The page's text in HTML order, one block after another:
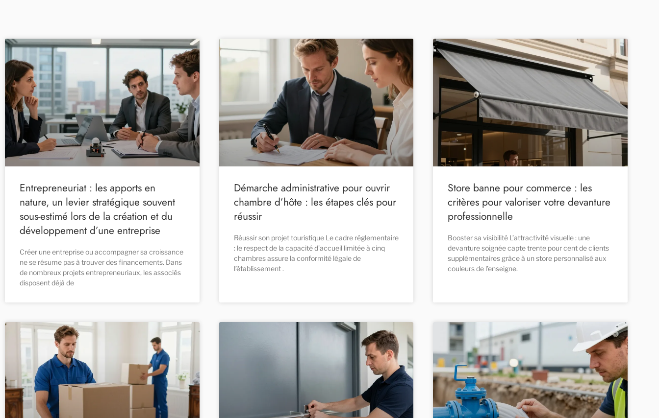
Entrepreneuriat : les apports en
nature, un levier stratégique souvent
sous-estimé lors de la création et du
développement d’une entreprise
Créer une entreprise ou accompagner sa croissance
ne se résume pas à trouver des financements. Dans
de nombreux projets entrepreneuriaux, les associés
disposent déjà de
Démarche administrative pour ouvrir
chambre d’hôte : les étapes clés pour
réussir
Réussir son projet touristique Le cadre réglementaire
: le respect de la capacité d’accueil limitée à cinq
chambres assure la conformité légale de
l’établissement .
Store banne pour commerce : les
critères pour valoriser votre devanture
professionnelle
Booster sa visibilité L’attractivité visuelle : une
devanture soignée capte trente pour cent de clients
supplémentaires grâce à un store personnalisé aux
couleurs de l’enseigne.